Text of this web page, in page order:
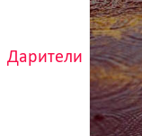
Дарители
ти